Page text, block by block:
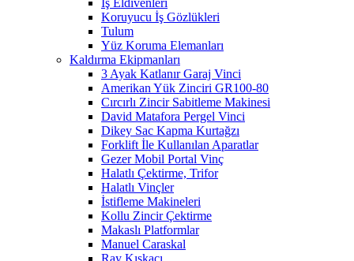
İş Eldivenleri
Koruyucu İş Gözlükleri
Tulum
Yüz Koruma Elemanları
Kaldırma Ekipmanları
3 Ayak Katlanır Garaj Vinci
Amerikan Yük Zinciri GR100-80
Cırcırlı Zincir Sabitleme Makinesi
David Matafora Pergel Vinci
Dikey Sac Kapma Kurtağzı
Forklift İle Kullanılan Aparatlar
Gezer Mobil Portal Vinç
Halatlı Çektirme, Trifor
Halatlı Vinçler
İstifleme Makineleri
Kollu Zincir Çektirme
Makaslı Platformlar
Manuel Caraskal